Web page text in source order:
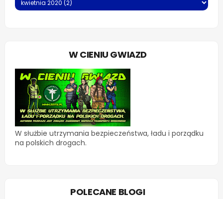
W CIENIU GWIAZD
W służbie utrzymania bezpieczeństwa, ładu i porządku
na polskich drogach.
POLECANE BLOGI